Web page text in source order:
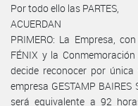
Por todo ello las PARTES,
ACUERDAN
PRIMERO: La Empresa,
FÉNIX y la
decide reconocer por
empresa GESTAMP
será equivalente a 92